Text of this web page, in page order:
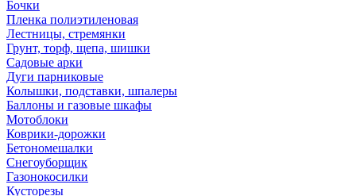
Бочки
Пленка полиэтиленовая
Лестницы, стремянки
Грунт, торф, щепа, шишки
Садовые арки
Дуги парниковые
Колышки, подставки, шпалеры
Баллоны и газовые шкафы
Мотоблоки
Коврики-дорожки
Бетономешалки
Снегоуборщик
Газонокосилки
Кусторезы